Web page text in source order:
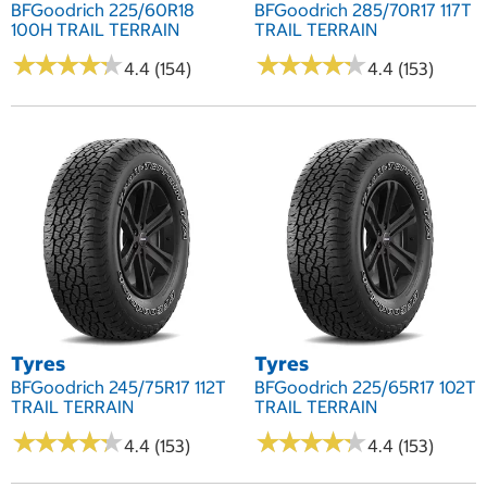
BFGoodrich 225/60R18
100H TRAIL TERRAIN
★★★★★
★★★★★4.4 (154)
BFGoodrich 285/70R17 117T
TRAIL TERRAIN
★★★★★
★★★★★4.4 (153)
Tyres
BFGoodrich 245/75R17 112T
TRAIL TERRAIN
★★★★★
★★★★★4.4 (153)
Tyres
BFGoodrich 225/65R17 102T
TRAIL TERRAIN
★★★★★
★★★★★4.4 (153)